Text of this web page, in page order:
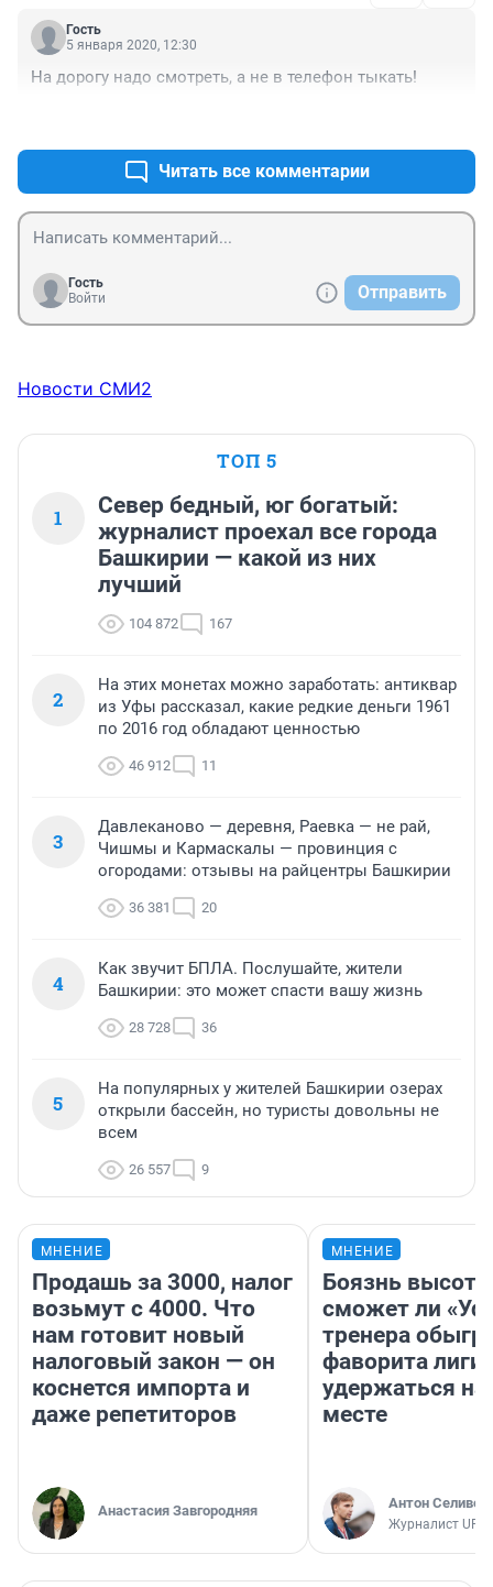
Гость
5 января 2020, 12:30
На дорогу надо смотреть, а не в телефон тыкать!
Читать все комментарии
Гость
Войти
Отправить
Новости СМИ2
ТОП 5
1
Север бедный, юг богатый:
журналист проехал все города
Башкирии — какой из них
лучший
104 872 167
2
На этих монетах можно заработать: антиквар
из Уфы рассказал, какие редкие деньги 1961
по 2016 год обладают ценностью
46 912 11
3
Давлеканово — деревня, Раевка — не рай,
Чишмы и Кармаскалы — провинция с
огородами: отзывы на райцентры Башкирии
36 381 20
4
Как звучит БПЛА. Послушайте, жители
Башкирии: это может спасти вашу жизнь
28 728 36
5
На популярных у жителей Башкирии озерах
открыли бассейн, но туристы довольны не
всем
26 557 9
МНЕНИЕ
Продашь за 3000, налог
возьмут с 4000. Что
нам готовит новый
налоговый закон — он
коснется импорта и
даже репетиторов
Анастасия Завгородняя
МНЕНИЕ
Боязнь
сможет ли
тренера
фаворита лиги
удержаться
месте
Антон
Журналист